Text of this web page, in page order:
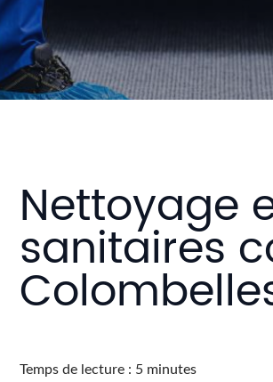
Nettoyage
sanitaires
Temps de lecture : 5 minutes